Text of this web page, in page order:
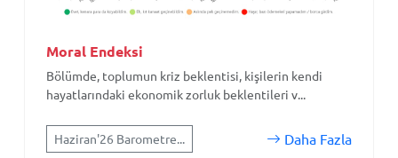
Moral Endeksi
Bölümde, toplumun kriz beklentisi, kişilerin kendi
hayatlarındaki ekonomik zorluk beklentileri v...
Haziran'26 Barometre... Daha Fazla